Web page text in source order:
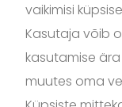
vaikimisi
Kasutaja võib
kasutamise
muutes oma